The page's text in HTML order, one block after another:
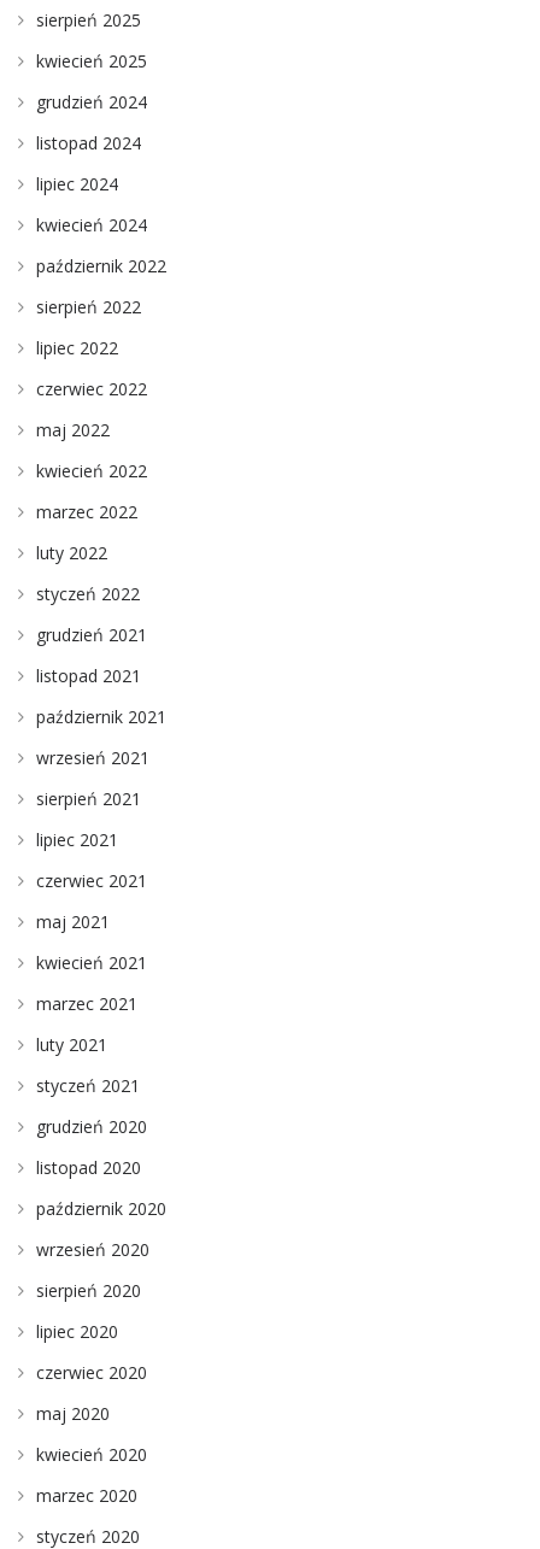
sierpień 2025
kwiecień 2025
grudzień 2024
listopad 2024
lipiec 2024
kwiecień 2024
październik 2022
sierpień 2022
lipiec 2022
czerwiec 2022
maj 2022
kwiecień 2022
marzec 2022
luty 2022
styczeń 2022
grudzień 2021
listopad 2021
październik 2021
wrzesień 2021
sierpień 2021
lipiec 2021
czerwiec 2021
maj 2021
kwiecień 2021
marzec 2021
luty 2021
styczeń 2021
grudzień 2020
listopad 2020
październik 2020
wrzesień 2020
sierpień 2020
lipiec 2020
czerwiec 2020
maj 2020
kwiecień 2020
marzec 2020
styczeń 2020